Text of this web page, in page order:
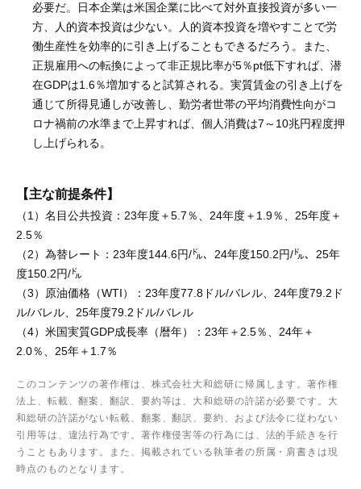
必要だ。日本企業は米国企業に比べて対外直接投資が多い一
方、人的資本投資は少ない。人的資本投資を増やすことで労
働生産性を効率的に引き上げることもできるだろう。また、
正規雇用への転換によって非正規比率が5％pt低下すれば、潜
在GDPは1.6％増加すると試算される。実質賃金の引き上げを
通じて所得見通しが改善し、勤労者世帯の平均消費性向がコ
ロナ禍前の水準まで上昇すれば、個人消費は7～10兆円程度押
し上げられる。
【主な前提条件】
（1）名目公共投資：23年度＋5.7％、24年度＋1.9％、25年度＋
2.5％
（2）為替レート：23年度144.6円/㌦、24年度150.2円/㌦、25年
度150.2円/㌦
（3）原油価格（WTI）：23年度77.8ドル/バレル、24年度79.2ド
ル/バレル、25年度79.2ドル/バレル
（4）米国実質GDP成長率（暦年）：23年＋2.5％、24年＋
2.0％、25年＋1.7％
このコンテンツの著作権は、株式会社大和総研に帰属します。著作権
法上、転載、翻案、翻訳、要約等は、大和総研の許諾が必要です。大
和総研の許諾がない転載、翻案、翻訳、要約、および法令に従わない
引用等は、違法行為です。著作権侵害等の行為には、法的手続きを行
うこともあります。また、掲載されている執筆者の所属・肩書きは現
時点のものとなります。